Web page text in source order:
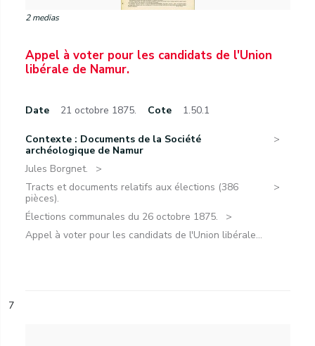
2 medias
Appel à voter pour les candidats de l'Union
libérale de Namur.
Date 21 octobre 1875. Cote 1.50.1
Contexte : Documents de la Société
archéologique de Namur
Jules Borgnet.
Tracts et documents relatifs aux élections (386
pièces).
Élections communales du 26 octobre 1875.
Appel à voter pour les candidats de l'Union libérale...
7